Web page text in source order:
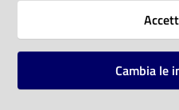
Vai alla pagina
Mappa del sito
Cambia le